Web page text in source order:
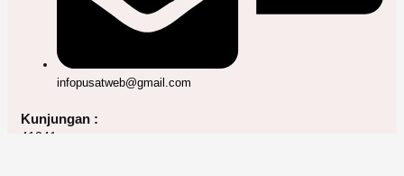
infopusatweb@gmail.com
Kunjungan :
41241